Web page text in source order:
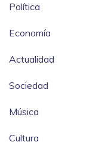
Política
Economía
Actualidad
Sociedad
Música
Cultura